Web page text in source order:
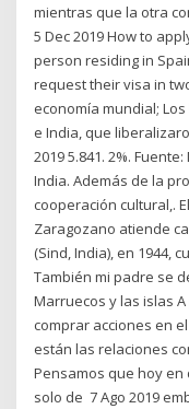
mientras que la otra
5 Dec 2019 How to
person residing in
request their visa in
economía mundial;
e India, que
2019 5.841. 2%.
India. Además de la
cooperación cultural,.
Zaragozano atiende
(Sind, India), en 1944,
También mi padre se
Marruecos y las islas
comprar acciones en
están las relaciones
Pensamos que hoy
solo de 7 Ago 2019